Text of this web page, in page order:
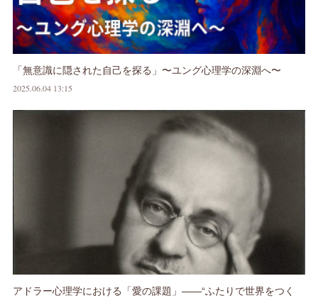
「無意識に隠された自己を探る」〜ユング心理学の深淵へ〜
2025.06.04 13:15
アドラー心理学における「愛の課題」——“ふたりで世界をつく